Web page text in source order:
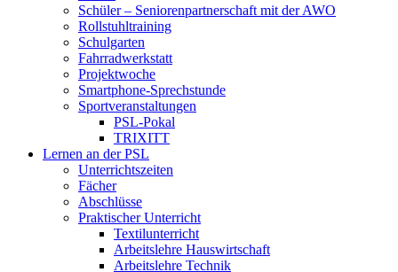
Schüler – Seniorenpartnerschaft mit der AWO
Rollstuhltraining
Schulgarten
Fahrradwerkstatt
Projektwoche
Smartphone-Sprechstunde
Sportveranstaltungen
PSL-Pokal
TRIXITT
Lernen an der PSL
Unterrichtszeiten
Fächer
Abschlüsse
Praktischer Unterricht
Textilunterricht
Arbeitslehre Hauswirtschaft
Arbeitslehre Technik